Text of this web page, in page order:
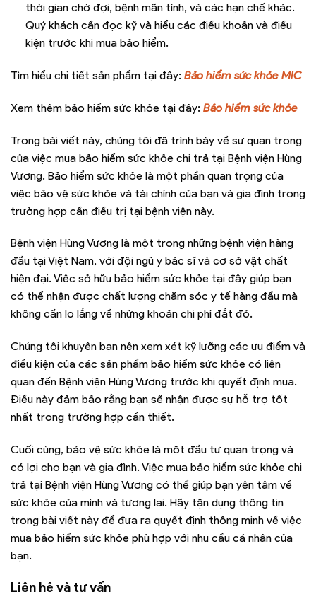
thời gian chờ đợi, bệnh mãn tính, và các hạn chế khác.
Quý khách cần đọc kỹ và hiểu các điều khoản và điều
kiện trước khi mua bảo hiểm.
Tìm hiểu chi tiết sản phẩm tại đây: Bảo hiểm sức khỏe MIC
Xem thêm bảo hiểm sức khỏe tại đây: Bảo hiểm sức khỏe
Trong bài viết này, chúng tôi đã trình bày về sự quan trọng
của việc mua bảo hiểm sức khỏe chi trả tại Bệnh viện Hùng
Vương. Bảo hiểm sức khỏe là một phần quan trọng của
việc bảo vệ sức khỏe và tài chính của bạn và gia đình trong
trường hợp cần điều trị tại bệnh viện này.
Bệnh viện Hùng Vương là một trong những bệnh viện hàng
đầu tại Việt Nam, với đội ngũ y bác sĩ và cơ sở vật chất
hiện đại. Việc sở hữu bảo hiểm sức khỏe tại đây giúp bạn
có thể nhận được chất lượng chăm sóc y tế hàng đầu mà
không cần lo lắng về những khoản chi phí đắt đỏ.
Chúng tôi khuyên bạn nên xem xét kỹ lưỡng các ưu điểm và
điều kiện của các sản phẩm bảo hiểm sức khỏe có liên
quan đến Bệnh viện Hùng Vương trước khi quyết định mua.
Điều này đảm bảo rằng bạn sẽ nhận được sự hỗ trợ tốt
nhất trong trường hợp cần thiết.
Cuối cùng, bảo vệ sức khỏe là một đầu tư quan trọng và
có lợi cho bạn và gia đình. Việc mua bảo hiểm sức khỏe chi
trả tại Bệnh viện Hùng Vương có thể giúp bạn yên tâm về
sức khỏe của mình và tương lai. Hãy tận dụng thông tin
trong bài viết này để đưa ra quyết định thông minh về việc
mua bảo hiểm sức khỏe phù hợp với nhu cầu cá nhân của
bạn.
Liên hệ và tư vấn